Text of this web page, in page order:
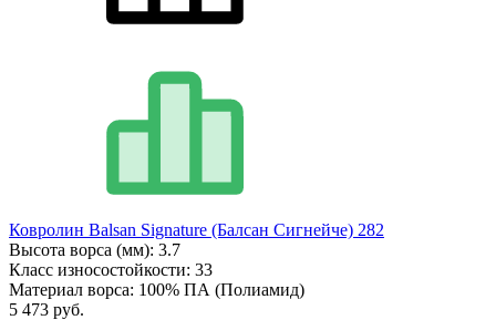
Ковролин Balsan Signature (Балсан Сигнейче) 282
Высота ворса (мм): 3.7
Класс износостойкости: 33
Материал ворса: 100% ПА (Полиамид)
5 473 руб.